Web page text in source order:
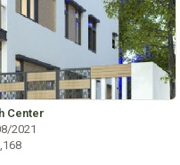
n
Center
2021